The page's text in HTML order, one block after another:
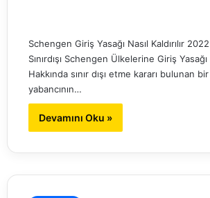
Schengen Giriş Yasağı Nasıl Kaldırılır 2022 |
Sınırdışı Schengen Ülkelerine Giriş Yasağı
Hakkında sınır dışı etme kararı bulunan bir
yabancının…
Devamını Oku »